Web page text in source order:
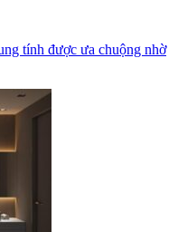
tính được ưa chuộng nhờ